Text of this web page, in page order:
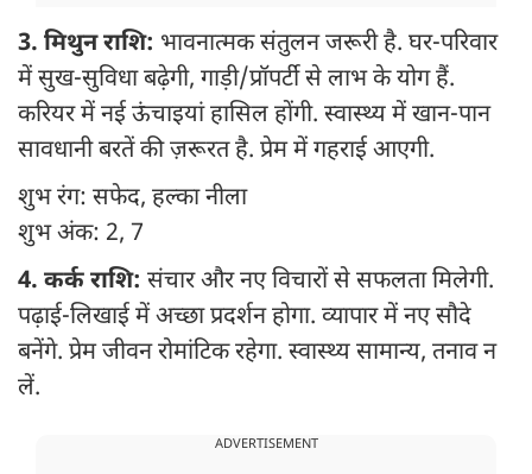
3. मिथुन राशि: भावनात्मक संतुलन जरूरी है. घर-परिवार
में सुख-सुविधा बढ़ेगी, गाड़ी/प्रॉपर्टी से लाभ के योग हैं.
करियर में नई ऊंचाइयां हासिल होंगी. स्वास्थ्य में खान-पान
सावधानी बरतें की ज़रूरत है. प्रेम में गहराई आएगी.
शुभ रंग: सफेद, हल्का नीला
शुभ अंक: 2, 7
4. कर्क राशि: संचार और नए विचारों से सफलता मिलेगी.
पढ़ाई-लिखाई में अच्छा प्रदर्शन होगा. व्यापार में नए सौदे
बनेंगे. प्रेम जीवन रोमांटिक रहेगा. स्वास्थ्य सामान्य, तनाव न
लें.
ADVERTISEMENT